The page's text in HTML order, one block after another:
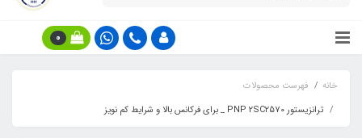
0
خانه
فهرست محصولات
ترانزیستور PNP 2SC2570 _ برای فرکانس بالا و شرایط کم نویز